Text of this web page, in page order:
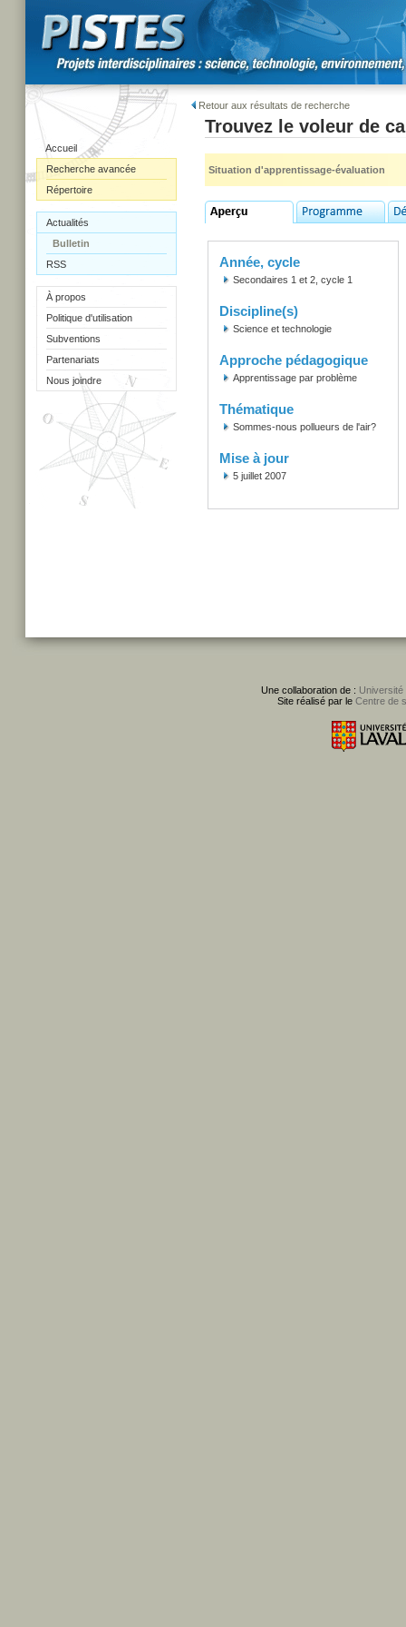
Accueil
Recherche avancée
Répertoire
Actualités
Bulletin
RSS
À propos
Politique d'utilisation
Subventions
Partenariats
Nous joindre
Retour aux résultats de recherche
Trouvez le voleur de
Situation d'apprentissage-évaluation
Année, cycle
Secondaires 1 et 2, cycle 1
Discipline(s)
Science et technologie
Approche pédagogique
Apprentissage par problème
Thématique
Sommes-nous pollueurs de l'air?
Mise à jour
5 juillet 2007
Une collaboration de : Université
Site réalisé par le Centre de